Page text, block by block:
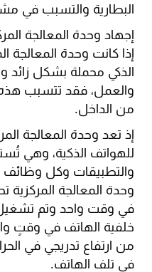
البطارية والتسبب في
إجهاد وحدة المعالجة
الذكي محملة بشكل زائد
والعمل، فقد تتسبب
من الداخل.
إذ تعد وحدة المعالجة
للهواتف الذكية، وهي
والتطبيقات وكل وظائف
وحدة المعالجة المركزية
في وقت واحد وتم
خلفية الهاتف في وقتٍ
من ارتفاع تدريجي في
في تلف الهاتف.